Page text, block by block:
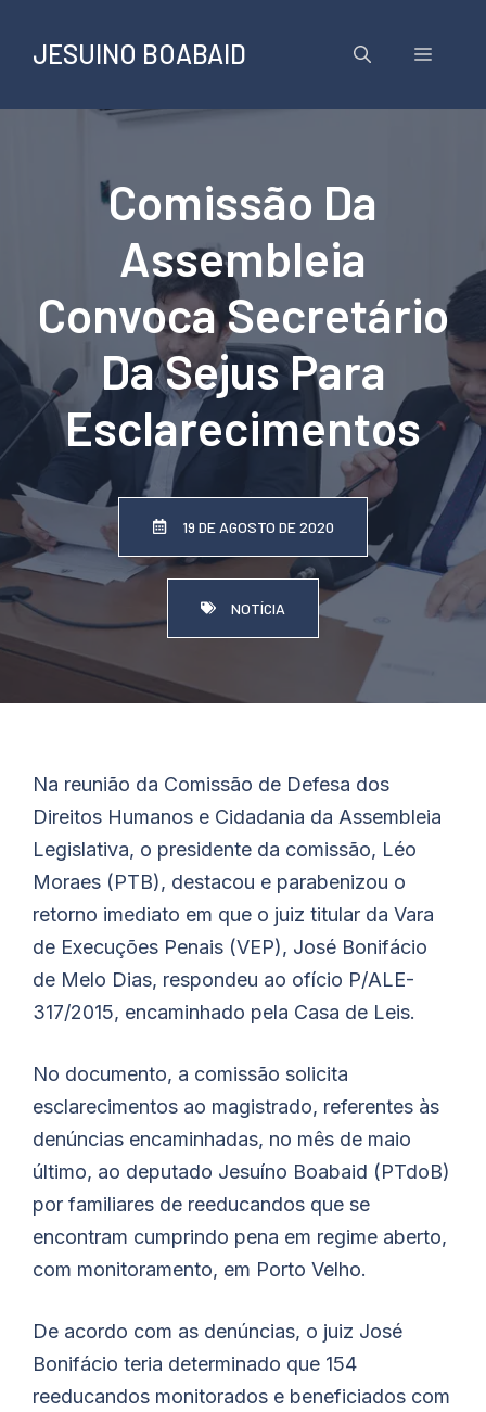
conteúdo
JESUINO BOABAID Menu
Comissão Da
Assembleia
Convoca Secretário
Da Sejus Para
Esclarecimentos
19 DE AGOSTO DE 2020
NOTÍCIA
Na reunião da Comissão de Defesa dos
Direitos Humanos e Cidadania da Assembleia
Legislativa, o presidente da comissão, Léo
Moraes (PTB), destacou e parabenizou o
retorno imediato em que o juiz titular da Vara
de Execuções Penais (VEP), José Bonifácio
de Melo Dias, respondeu ao ofício P/ALE-
317/2015, encaminhado pela Casa de Leis.
No documento, a comissão solicita
esclarecimentos ao magistrado, referentes às
denúncias encaminhadas, no mês de maio
último, ao deputado Jesuíno Boabaid (PTdoB)
por familiares de reeducandos que se
encontram cumprindo pena em regime aberto,
com monitoramento, em Porto Velho.
De acordo com as denúncias, o juiz José
Bonifácio teria determinado que 154
reeducandos monitorados e beneficiados com